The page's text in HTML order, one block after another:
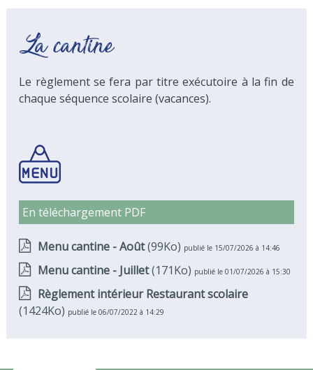
La cantine
Le règlement se fera par titre exécutoire à la fin de
chaque séquence scolaire (vacances).
En téléchargement PDF
Menu cantine - Août(99Ko) publié le 15/07/2026 à 14:46
Menu cantine - Juillet(171Ko) publié le 01/07/2026 à 15:30
Règlement intérieur Restaurant scolaire
(1424Ko) publié le 06/07/2022 à 14:29